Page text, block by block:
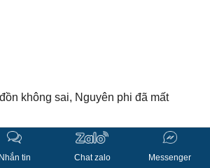
không sai, Nguyên phi đã mất
Nhắn tin Chat zalo Messenger